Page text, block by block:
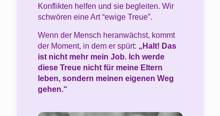
Konflikten helfen und sie begleiten. Wir
schwören eine Art “ewige Treue”.
Wenn der Mensch heranwächst, kommt
der Moment, in dem er spürt: „Halt! Das
ist nicht mehr mein Job. Ich werde
diese Treue nicht für meine Eltern
leben, sondern meinen eigenen Weg
gehen.“